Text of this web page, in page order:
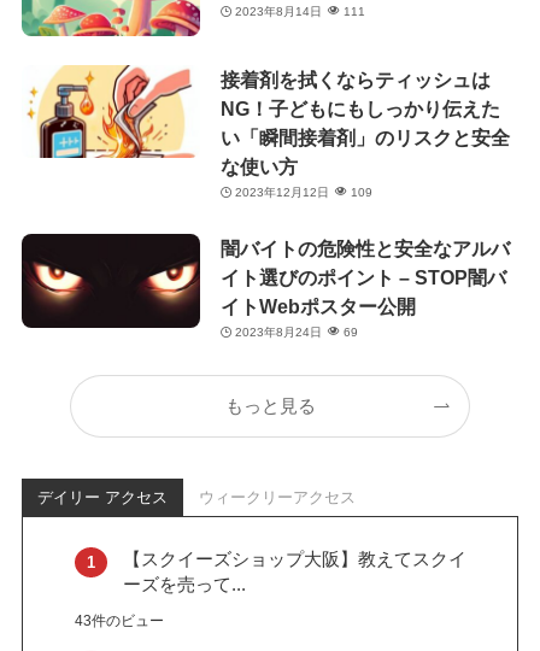
2023年8月14日 111
接着剤を拭くならティッシュは
NG！子どもにもしっかり伝えた
い「瞬間接着剤」のリスクと安全
な使い方
2023年12月12日 109
闇バイトの危険性と安全なアルバ
イト選びのポイント – STOP闇バ
イトWebポスター公開
2023年8月24日 69
もっと見る
デイリー アクセス ウィークリーアクセス
【スクイーズショップ大阪】教えてスクイ
ーズを売って...
43件のビュー